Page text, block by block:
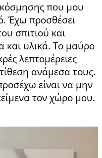
που μου
Έχω προσθέσει
σπιτιού και
και υλικά. Το μαύρο
λεπτομέρειες
ανάμεσα τους.
είναι να μην
τον χώρο μου.